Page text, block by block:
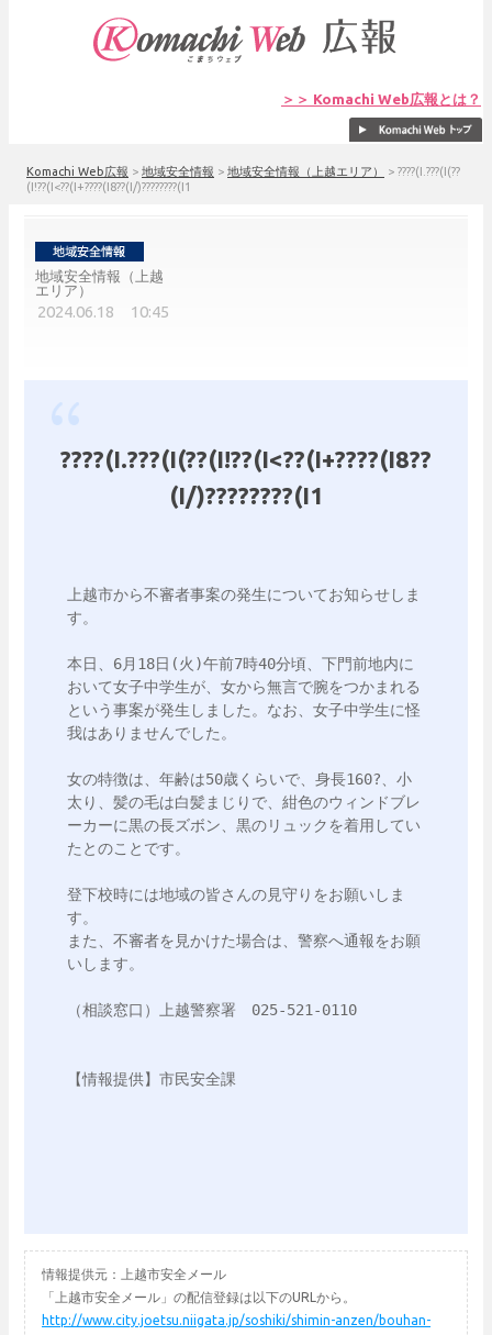
＞＞ Komachi Web広報とは？
Komachi Web広報 > 地域安全情報 > 地域安全情報（上越エリア） > ????(I.???(I(??
(I!??(I<??(I+????(I8??(I/)????????(I1
地域安全情報（上越
エリア）
2024.06.18 10:45
????(I.???(I(??(I!??(I<??(I+????(I8??
(I/)????????(I1
上越市から不審者事案の発生についてお知らせしま
す。
本日、6月18日(火)午前7時40分頃、下門前地内に
おいて女子中学生が、女から無言で腕をつかまれる
という事案が発生しました。なお、女子中学生に怪
我はありませんでした。
女の特徴は、年齢は50歳くらいで、身長160?、小
太り、髪の毛は白髪まじりで、紺色のウィンドブレ
ーカーに黒の長ズボン、黒のリュックを着用してい
たとのことです。
登下校時には地域の皆さんの見守りをお願いしま
す。
また、不審者を見かけた場合は、警察へ通報をお願
いします。
（相談窓口）上越警察署　025-521-0110
【情報提供】市民安全課
情報提供元：上越市安全メール
「上越市安全メール」の配信登録は以下のURLから。
http://www.city.joetsu.niigata.jp/soshiki/shimin-anzen/bouhan-